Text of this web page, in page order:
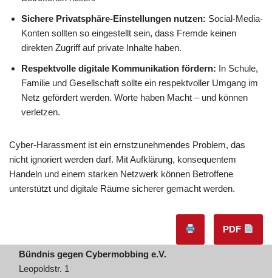
Sichere Privatsphäre-Einstellungen nutzen: Social-Media-
Konten sollten so eingestellt sein, dass Fremde keinen
direkten Zugriff auf private Inhalte haben.
Respektvolle digitale Kommunikation fördern: In Schule,
Familie und Gesellschaft sollte ein respektvoller Umgang im
Netz gefördert werden. Worte haben Macht – und können
verletzen.
Cyber-Harassment ist ein ernstzunehmendes Problem, das
nicht ignoriert werden darf. Mit Aufklärung, konsequentem
Handeln und einem starken Netzwerk können Betroffene
unterstützt und digitale Räume sicherer gemacht werden.
PDF
Bündnis gegen Cybermobbing e.V.
Leopoldstr. 1